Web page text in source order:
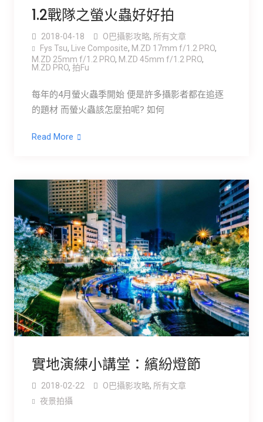
1.2戰隊之螢火蟲好好拍
2018-04-18 O巴攝影攻略, 所有文章
Fys Tsu, Live Composite, M.ZD 17mm f/1.2 PRO,
M.ZD 25mm f/1.2 PRO, M.ZD 45mm f/1.2 PRO,
M.ZD PRO, 拍Fu
每年的4月螢火蟲季開始 便是許多攝影者都在追逐
的題材 而螢火蟲該怎麼拍呢? 如何
Read More
實地演練小講堂：繽紛燈節
2018-02-22 O巴攝影攻略, 所有文章
夜景拍攝